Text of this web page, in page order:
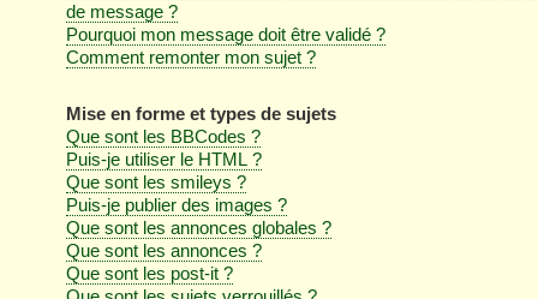
de message ?
Pourquoi mon message doit être validé ?
Comment remonter mon sujet ?
Mise en forme et types de sujets
Que sont les BBCodes ?
Puis-je utiliser le HTML ?
Que sont les smileys ?
Puis-je publier des images ?
Que sont les annonces globales ?
Que sont les annonces ?
Que sont les post-it ?